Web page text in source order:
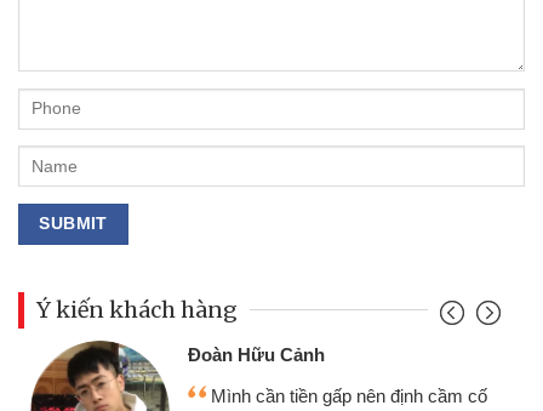
Ý kiến khách hàng
Đoàn Hữu Cảnh
Mình cần tiền gấp nên định cầm cố